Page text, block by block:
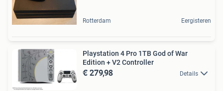
Rotterdam Eergisteren
Playstation 4 Pro 1TB God of War
Edition + V2 Controller
€ 279,98 Details